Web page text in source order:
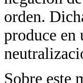
orden.
produce en
Sobre este